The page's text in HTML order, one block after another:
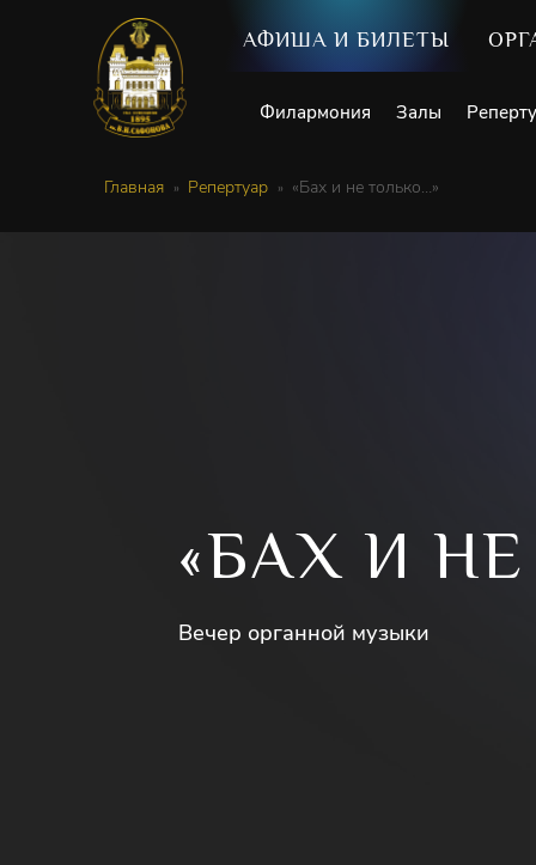
АФИША И БИЛЕТЫ
Филармония Залы
Главная Репертуар «Бах и не только…»
«БАХ И
Вечер органной музыки